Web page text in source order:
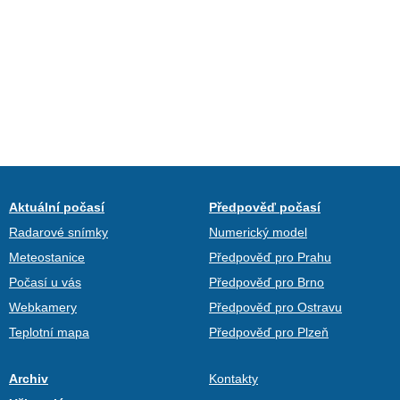
Aktuální počasí
Radarové snímky
Meteostanice
Počasí u vás
Webkamery
Teplotní mapa
Předpověď počasí
Numerický model
Předpověď pro Prahu
Předpověď pro Brno
Předpověď pro Ostravu
Předpověď pro Plzeň
Archiv
Kontakty